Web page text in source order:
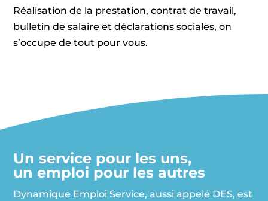
Réalisation de la prestation, contrat de travail,
bulletin de salaire et déclarations sociales, on
s’occupe de tout pour vous.
Un service pour les uns,
un emploi pour les autres
Dynamique Emploi Service, aussi appelé DES, est